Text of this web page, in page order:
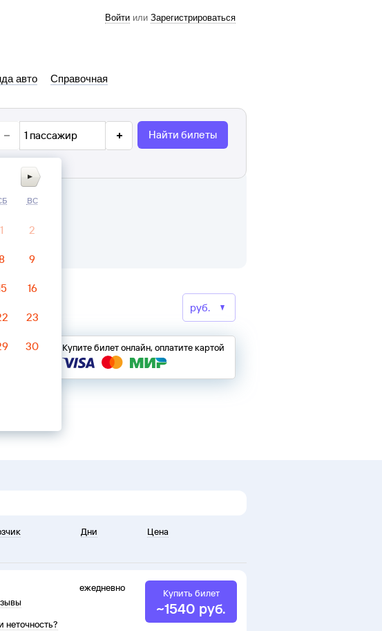
Войти или Зарегистрироваться
авто Справочная
1 пассажир Найти билеты
Купите билет онлайн, оплатите картой
Дни Цена
неточность?
ежедневно Купить билет
~1540 руб.
ВС
1 2
9
16
23
30